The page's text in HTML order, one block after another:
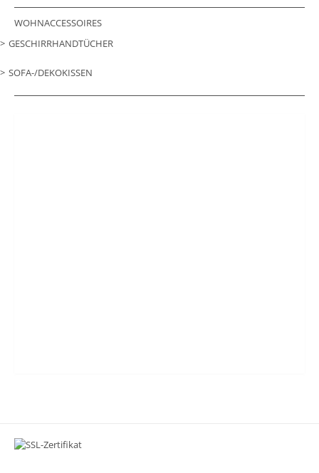
WOHNACCESSOIRES
GESCHIRRHANDTÜCHER
SOFA-/DEKOKISSEN